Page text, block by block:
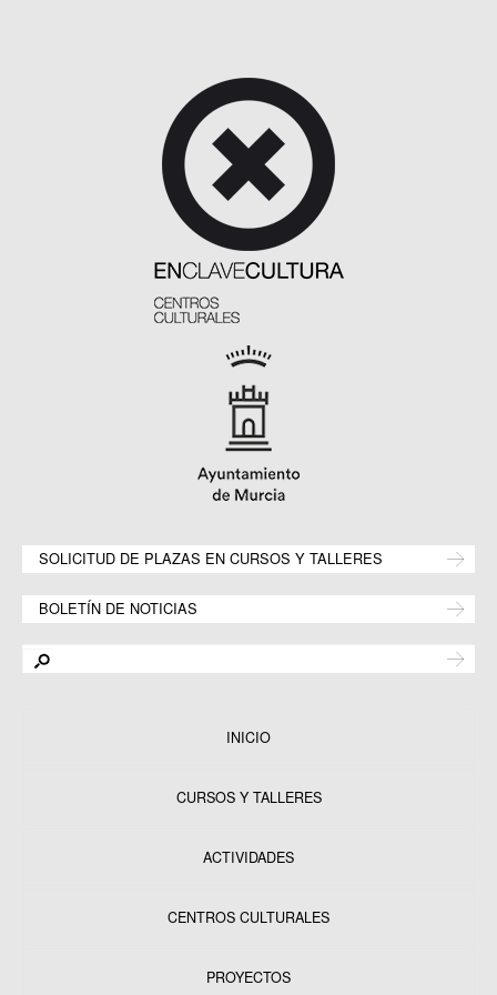
SOLICITUD DE PLAZAS EN CURSOS Y TALLERES
BOLETÍN DE NOTICIAS
INICIO
CURSOS Y TALLERES
ACTIVIDADES
CENTROS CULTURALES
PROYECTOS